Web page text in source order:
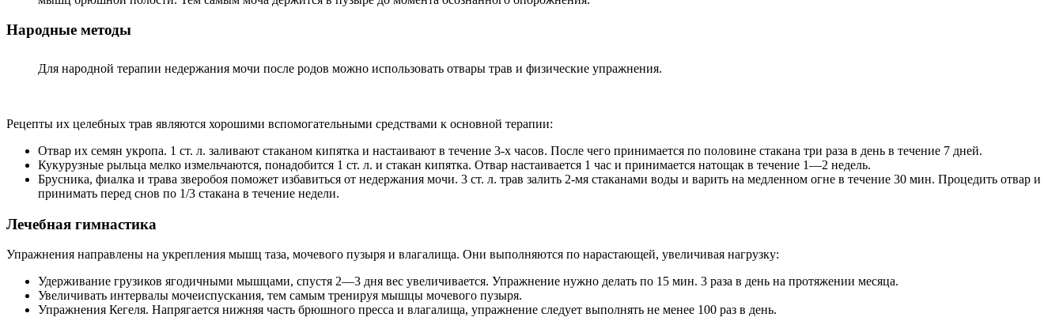
Народные методы
Для народной терапии недержания мочи после родов можно использовать отвары трав и физические упражнения.
Рецепты их целебных трав являются хорошими вспомогательными средствами к основной терапии:
Отвар их семян укропа. 1 ст. л. заливают стаканом кипятка и настаивают в течение 3-х часов. После чего принимается по половине стакана три раза в день в течение 7 дней.
Кукурузные рыльца мелко измельчаются, понадобится 1 ст. л. и стакан кипятка. Отвар настаивается 1 час и принимается натощак в течение 1—2 недель.
Брусника, фиалка и трава зверобоя поможет избавиться от недержания мочи. 3 ст. л. трав залить 2-мя стаканами воды и варить на медленном огне в течение 30 мин. Процедить отвар и
принимать перед снов по 1/3 стакана в течение недели.
Лечебная гимнастика
Упражнения направлены на укрепления мышц таза, мочевого пузыря и влагалища. Они выполняются по нарастающей, увеличивая нагрузку:
Удерживание грузиков ягодичными мышцами, спустя 2—3 дня вес увеличивается. Упражнение нужно делать по 15 мин. 3 раза в день на протяжении месяца.
Увеличивать интервалы мочеиспускания, тем самым тренируя мышцы мочевого пузыря.
Упражнения Кегеля. Напрягается нижняя часть брюшного пресса и влагалища, упражнение следует выполнять не менее 100 раз в день.